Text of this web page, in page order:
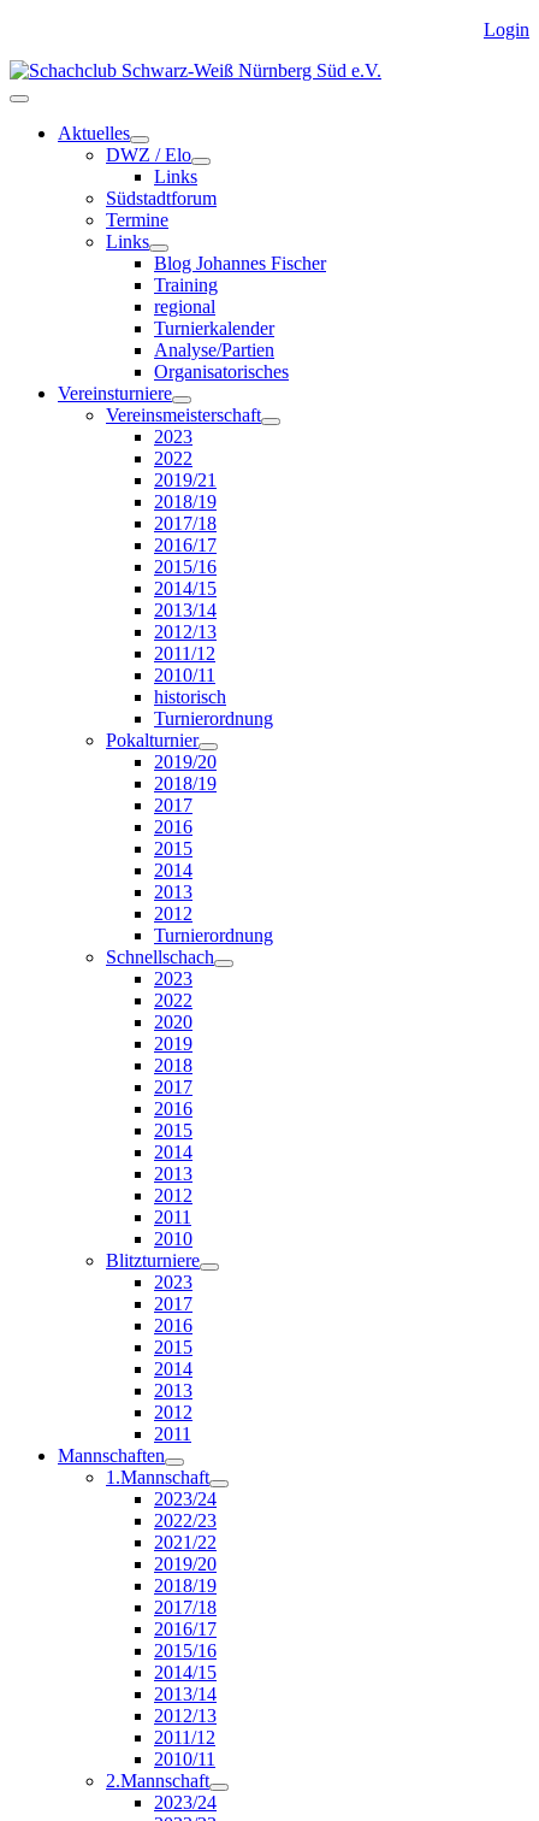
Login
Aktuelles
DWZ / Elo
Links
Südstadtforum
Termine
Links
Blog Johannes Fischer
Training
regional
Turnierkalender
Analyse/Partien
Organisatorisches
Vereinsturniere
Vereinsmeisterschaft
2023
2022
2019/21
2018/19
2017/18
2016/17
2015/16
2014/15
2013/14
2012/13
2011/12
2010/11
historisch
Turnierordnung
Pokalturnier
2019/20
2018/19
2017
2016
2015
2014
2013
2012
Turnierordnung
Schnellschach
2023
2022
2020
2019
2018
2017
2016
2015
2014
2013
2012
2011
2010
Blitzturniere
2023
2017
2016
2015
2014
2013
2012
2011
Mannschaften
1.Mannschaft
2023/24
2022/23
2021/22
2019/20
2018/19
2017/18
2016/17
2015/16
2014/15
2013/14
2012/13
2011/12
2010/11
2.Mannschaft
2023/24